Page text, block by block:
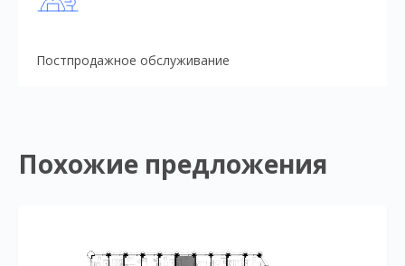
Постпродажное обслуживание
Похожие предложения